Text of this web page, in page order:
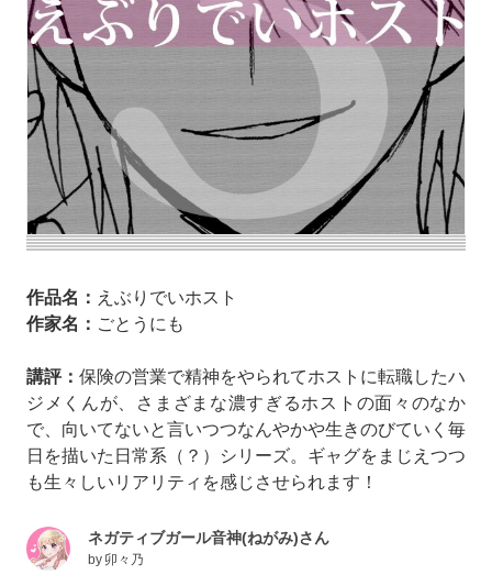
作品名： えぶりでいホスト
作家名： ごとうにも
講評： 保険の営業で精神をやられてホストに転職したハ
ジメくんが、さまざまな濃すぎるホストの面々のなか
で、向いてないと言いつつなんやかや生きのびていく毎
日を描いた日常系（？）シリーズ。ギャグをまじえつつ
も生々しいリアリティを感じさせられます！
ネガティブガール音神(ねがみ)さん
by 卯々乃